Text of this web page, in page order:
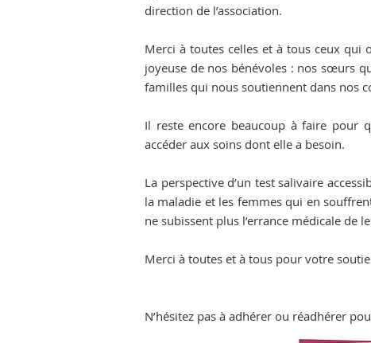
direction de l’association.
Merci à toutes celles et à tous ceux qui
joyeuse de nos bénévoles : nos sœurs
familles qui nous soutiennent dans nos
Il reste encore beaucoup à faire pour
accéder aux soins dont elle a besoin.
La perspective d’un test salivaire
la maladie et les femmes qui en
ne subissent plus l’errance médicale de
Merci à toutes et à tous pour votre
N’hésitez pas à adhérer ou réadhérer